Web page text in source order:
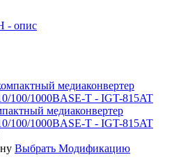
- опис
медиаконвертер
100/1000BASE-T - IGT-815AT
Выбрать Модификацию